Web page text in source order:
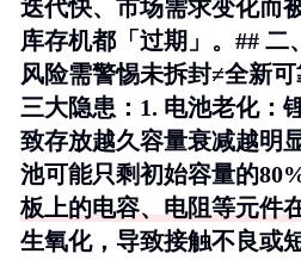
迭代快、市场需求变化而
库存机都「过期」。## 二
风险需警惕未拆封≠全新
三大隐患：1. 电池老化：
致存放越久容量衰减越明
池可能只剩初始容量的
板上的电容、电阻等元件
生氧化，导致接触不良或